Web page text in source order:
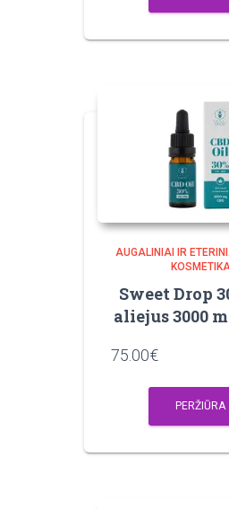
AUGALINIAI IR
Sweet Drop
aliejus 3000
75.00€
PERŽIŪRA